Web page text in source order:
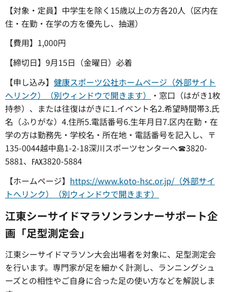
【対象・定員】中学生を除く15歳以上の方各20人（区内在
住・在勤・在学の方を優先し、抽選）
【費用】1,000円
【締切日】9月15日（金曜日）必着
【申し込み】 健康スポーツ公社ホームページ（外部サイト
へリンク）（別ウィンドウで開きます）
・窓口（はがき1枚
持参）、または往復はがきに1.イベント名2.希望時間帯3.氏
名（ふりがな）4.住所5.電話番号6.生年月日7.区内在勤・在
学の方は勤務先・学校名・所在地・電話番号を記入し、〒
135-0044越中島1-2-18深川スポーツセンターへ☎3820-
5881、℻3820-5884
【ホームページ】 https://www.koto-hsc.or.jp/（外部サイ
トへリンク）（別ウィンドウで開きます）
江東シーサイドマラソンランナーサポート企
画「足型測定会」
江東シーサイドマラソン大会出場者を対象に、足型測定会
を行います。専門家が足を細かく計測し、ランニングシュ
ーズとの相性やご自身に合った足の使い方などを解説しま